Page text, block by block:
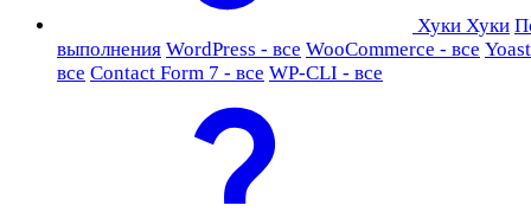
Хуки Хуки
выполнения WordPress - все WooCommerce - все
все Contact Form 7 - все WP-CLI - все